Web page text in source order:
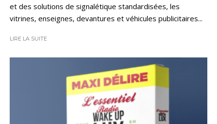
et des solutions de signalétique standardisées, les
vitrines, enseignes, devantures et véhicules publicitaires...
LIRE LA SUITE